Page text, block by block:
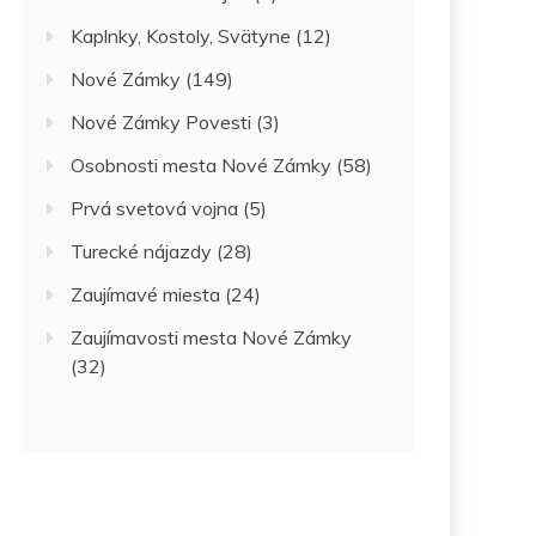
Kaplnky, Kostoly, Svätyne (12)
Nové Zámky (149)
Nové Zámky Povesti (3)
Osobnosti mesta Nové Zámky (58)
Prvá svetová vojna (5)
Turecké nájazdy (28)
Zaujímavé miesta (24)
Zaujímavosti mesta Nové Zámky
(32)